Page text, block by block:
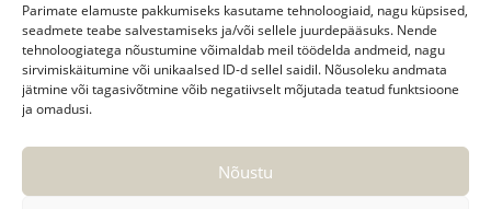
Parimate elamuste pakkumiseks kasutame tehnoloogiaid, nagu küpsised,
seadmete teabe salvestamiseks ja/või sellele juurdepääsuks. Nende
tehnoloogiatega nõustumine võimaldab meil töödelda andmeid, nagu
sirvimiskäitumine või unikaalsed ID-d sellel saidil. Nõusoleku andmata
jätmine või tagasivõtmine võib negatiivselt mõjutada teatud funktsioone
ja omadusi.
Nõustu
Sotsiaalmeedia